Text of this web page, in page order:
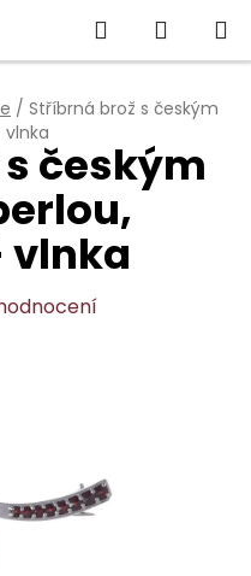
Hledat
KOŠÍK
/ Stříbrná brož s českým
českým
vlnka